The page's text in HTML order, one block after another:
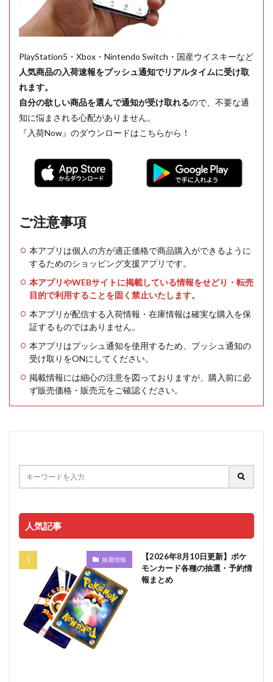
PlayStation5・Xbox・Nintendo Switch・国産ウイスキーなど
人気商品の入荷速報をプッシュ通知でリアルタイムに受け取
れます。
自分の欲しい商品を選んで通知が受け取れるので、不要な通
知に悩まされる心配がありません。
『入荷Now』のダウンロードはこちらから！
ご注意事項
本アプリは個人の方が適正価格で商品購入ができるように
するためのショッピング支援アプリです。
本アプリやWEBサイトに掲載している情報をせどり・転売
目的で利用することを固く禁止いたします。
本アプリが配信する入荷情報・在庫情報は確実な購入を保
証するものではありません。
本アプリはプッシュ通知を使用するため、プッシュ通知の
受け取りをONにしてください。
掲載情報には細心の注意を図っておりますが、購入前に必
ず販売価格・販売元をご確認ください。
人気記事
抽選情報
【2026年8月10日更新】ポケ
モンカード各種の抽選・予約情
報まとめ